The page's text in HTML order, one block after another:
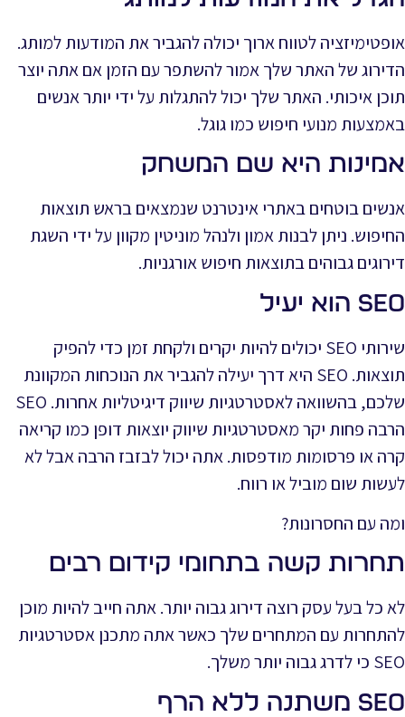
אופטימיזציה לטווח ארוך יכולה להגביר את המודעות למותג.
הדירוג של האתר שלך אמור להשתפר עם הזמן אם אתה יוצר
תוכן איכותי. האתר שלך יכול להתגלות על ידי יותר אנשים
באמצעות מנועי חיפוש כמו גוגל.
אמינות היא שם המשחק
אנשים בוטחים באתרי אינטרנט שנמצאים בראש תוצאות
החיפוש. ניתן לבנות אמון ולנהל מוניטין מקוון על ידי השגת
דירוגים גבוהים בתוצאות חיפוש אורגניות.
SEO הוא יעיל
שירותי SEO יכולים להיות יקרים ולקחת זמן כדי להפיק
תוצאות. SEO היא דרך יעילה להגביר את הנוכחות המקוונת
שלכם, בהשוואה לאסטרטגיות שיווק דיגיטליות אחרות. SEO
הרבה פחות יקר מאסטרטגיות שיווק יוצאות דופן כמו קריאה
קרה או פרסומות מודפסות. אתה יכול לבזבז הרבה אבל לא
לעשות שום מוביל או רווח.
ומה עם החסרונות?
תחרות קשה בתחומי קידום רבים
לא כל בעל עסק רוצה דירוג גבוה יותר. אתה חייב להיות מוכן
להתחרות עם המתחרים שלך כאשר אתה מתכנן אסטרטגיות
SEO כי לדרג גבוה יותר משלך.
SEO משתנה ללא הרף